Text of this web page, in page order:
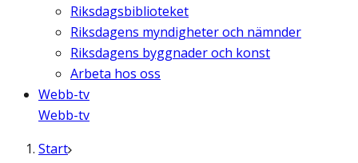
Riksdagsbiblioteket
Riksdagens myndigheter och nämnder
Riksdagens byggnader och konst
Arbeta hos oss
Webb-tv
Webb-tv
Start